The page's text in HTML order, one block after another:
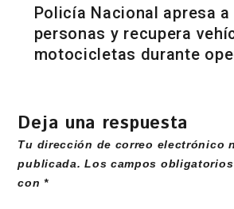
Policía Nacional apresa a
personas y recupera
motocicletas durante
Deja una respuesta
Tu dirección de correo electrónico
publicada. Los campos
con*